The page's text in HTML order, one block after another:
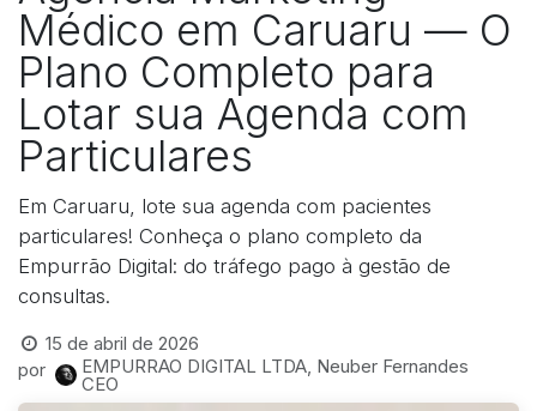
Médico em Caruaru — O
Plano Completo para
Lotar sua Agenda com
Particulares
Em Caruaru, lote sua agenda com pacientes
particulares! Conheça o plano completo da
Empurrão Digital: do tráfego pago à gestão de
consultas.
15 de abril de 2026
por
EMPURRAO DIGITAL LTDA, Neuber Fernandes
CEO